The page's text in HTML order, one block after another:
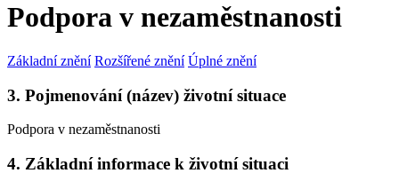
Podpora v nezaměstnanosti
Základní znění Rozšířené znění Úplné znění
3. Pojmenování (název) životní situace
Podpora v nezaměstnanosti
4. Základní informace k životní situaci